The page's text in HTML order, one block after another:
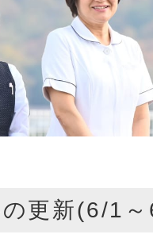
更新(6/1